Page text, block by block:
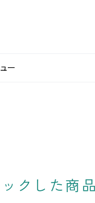
ー
クした商品